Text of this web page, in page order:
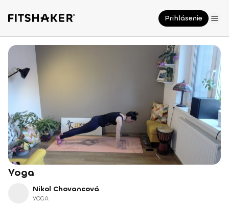
Prihlásenie
Yoga
Nikol Chovancová
YOGA